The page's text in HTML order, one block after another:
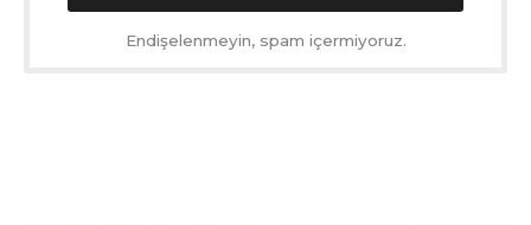
Endişelenmeyin, spam içermiyoruz.